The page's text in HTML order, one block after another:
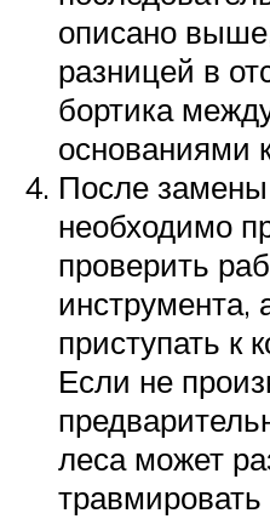
описано
разницей в
бортика
основаниями
После
необходимо
проверить
инструмента,
приступать к
Если не
леса может